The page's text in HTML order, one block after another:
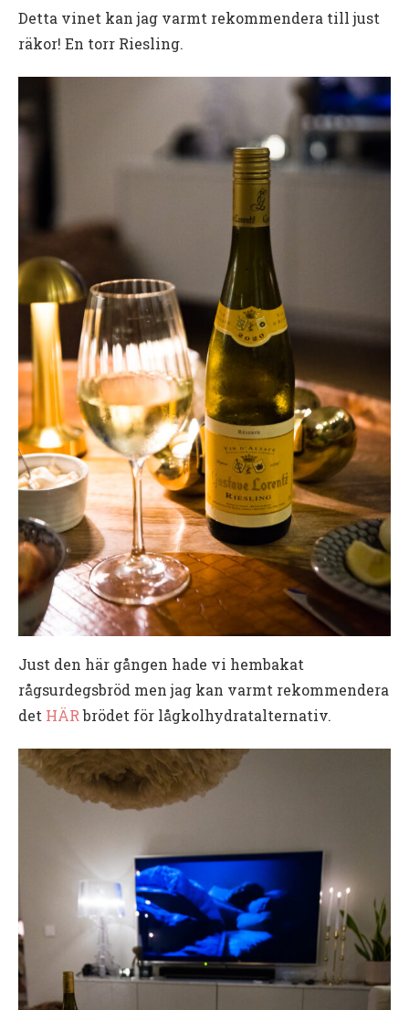
Detta vinet kan jag varmt rekommendera till just
räkor! En torr Riesling.
Just den här gången hade vi hembakat
rågsurdegsbröd men jag kan varmt rekommendera
det HÄRbrödet för lågkolhydratalternativ.